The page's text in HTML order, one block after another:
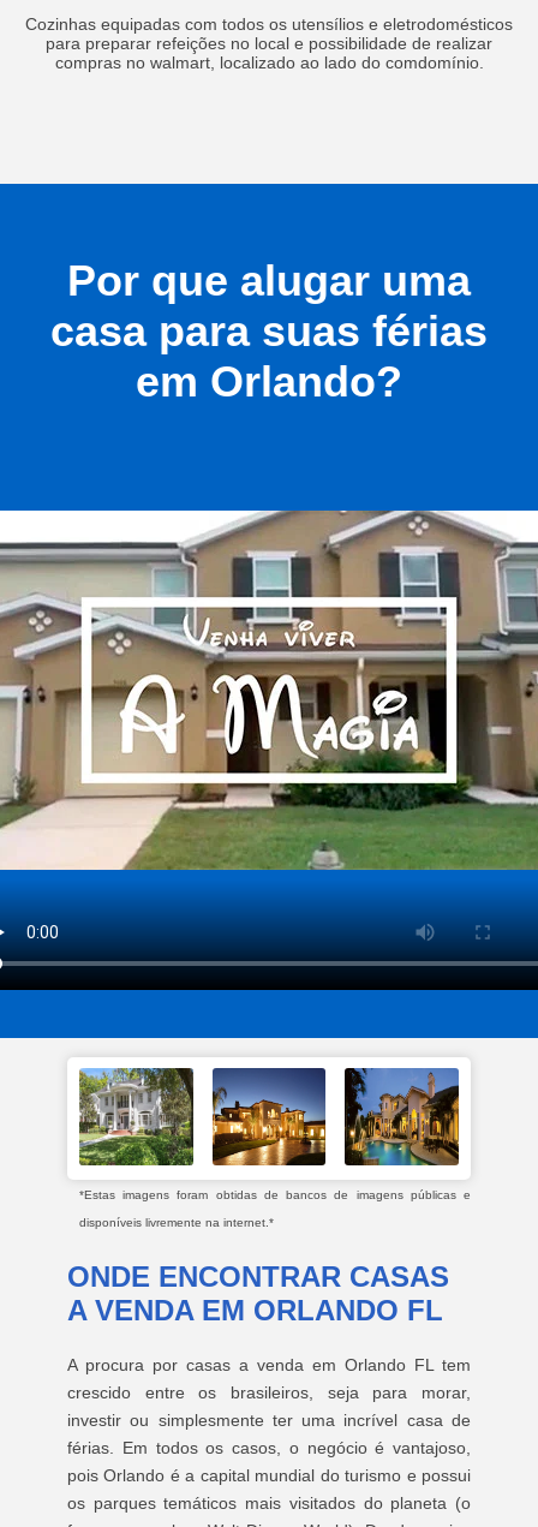
Cozinhas equipadas com todos os utensílios e eletrodomésticos
para preparar refeições no local e possibilidade de realizar
compras no walmart, localizado ao lado do comdomínio.
Por que alugar uma
casa para suas férias
em Orlando?
*Estas imagens foram obtidas de bancos de imagens públicas e
disponíveis livremente na internet.*
ONDE ENCONTRAR CASAS
A VENDA EM ORLANDO FL
A procura por casas a venda em Orlando FL tem
crescido entre os brasileiros, seja para morar,
investir ou simplesmente ter uma incrível casa de
férias. Em todos os casos, o negócio é vantajoso,
pois Orlando é a capital mundial do turismo e possui
os parques temáticos mais visitados do planeta (o